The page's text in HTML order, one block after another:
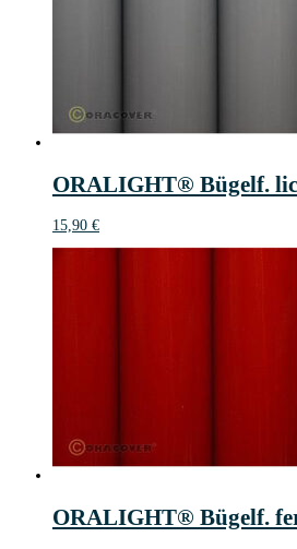
ORALIGHT® Bügelf.
15,90 €
ORALIGHT® Bügelf.